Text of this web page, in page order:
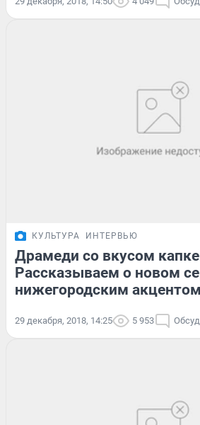
КУЛЬТУРА ИНТЕРВЬЮ
Драмеди со вкусом
Рассказываем о новом
нижегородским акцентом
29 декабря, 2018, 14:25 5 953